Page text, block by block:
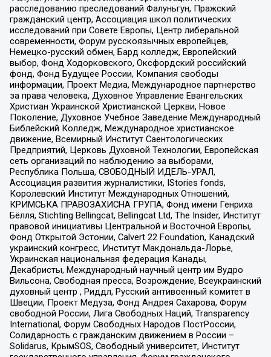
расследованию преследований Фалуньгун, Пражский
гражданский центр, Ассоциация школ политических
исследований при Совете Европы, Центр либеральной
современности, Форум русскоязычных европейцев,
Немецко-русский обмен, Бард колледж, Европейский
выбор, Фонд Ходорковского, Оксфордский российский
фонд, Фонд Будущее России, Компания свободы
информации, Проект Медиа, Международное партнерство
за права человека, Духовное Управление Евангельских
Христиан Украинской Христианской Церкви, Новое
Поколение, Духовное Учебное Заведение Международный
Библейский Колледж, Международное христианское
движение, Всемирный Институт Саентологических
Предприятий, Церковь Духовной Технологии, Европейская
сеть организаций по наблюдению за выборами,
Республика Польша, СВОБОДНЫЙ ИДЕЛЬ-УРАЛ,
Ассоциация развития журналистики, IStories fonds,
Королевский Институт Международных Отношений,
КРИМСЬКА ПРАВОЗАХИСНА ГРУПА, Фонд имени Генриха
Бёлля, Stichting Bellingcat, Bellingcat Ltd, The Insider, Институт
правовой инициативы Центральной и Восточной Европы,
Фонд Открытой Эстонии, Calvert 22 Foundation, Канадский
украинский конгресс, Институт Макдональда-Лорье,
Украинская национальная федерация Канады,
Декабристы, Международный научный центр им Вудро
Вильсона, Свободная пресса, Возрождение, Всеукраинский
духовный центр , Риддл, Русский антивоенный комитет в
Швеции, Проект Медуза, Фонд Андрея Сахарова, Форум
свободной России, Лига Свободных Наций, Transparеncy
International, Форум Свободных Народов ПостРоссии,
Солидарность с гражданским движением в России –
Solidarus, КрымSOS, Свободный университет, Институт